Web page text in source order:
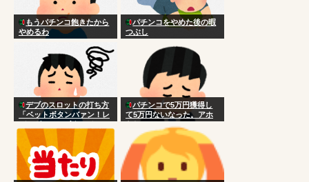
もうパチンコ飽きたから
やめるわ
パチンコをやめた後の暇
つぶし
デブのスロットの打ち方
「ベットボタンバァン！レ
バーガァン！ボタンベシッ
ベシッベシッ！」
パチンコで5万円獲得し
て5万円ないなった。アホ
らし